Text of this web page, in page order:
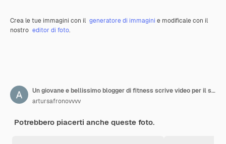
Crea le tue immagini con il generatore di immagini e modificale con il
nostro editor di foto.
Un giovane e bellissimo blogger di fitness scrive video per il suo blog e racconta le regole base durante un allenamento, in una stanza in stile loft
artursafronovvvv
Potrebbero piacerti anche queste foto.